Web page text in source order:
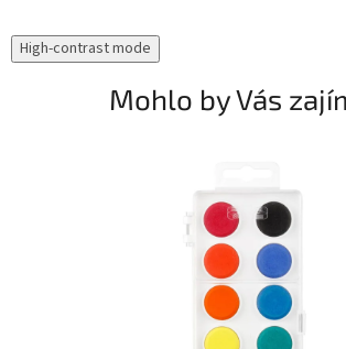
High-contrast mode
Mohlo by Vás